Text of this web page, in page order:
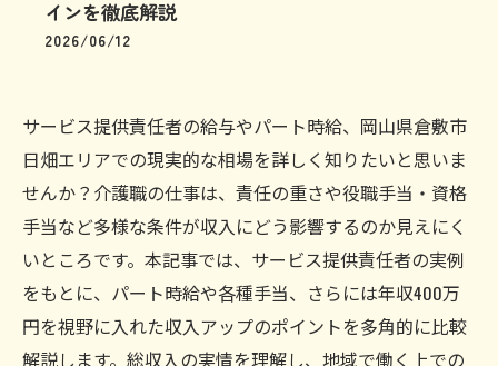
インを徹底解説
2026/06/12
サービス提供責任者の給与やパート時給、岡山県倉敷市
日畑エリアでの現実的な相場を詳しく知りたいと思いま
せんか？介護職の仕事は、責任の重さや役職手当・資格
手当など多様な条件が収入にどう影響するのか見えにく
いところです。本記事では、サービス提供責任者の実例
をもとに、パート時給や各種手当、さらには年収400万
円を視野に入れた収入アップのポイントを多角的に比較
解説します。総収入の実情を理解し、地域で働く上での